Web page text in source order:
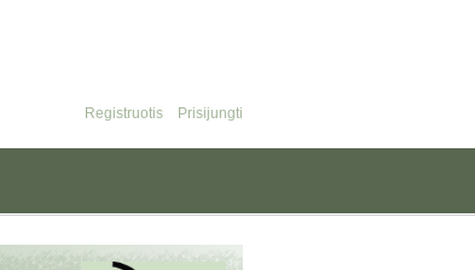
Prisijungti
Registruotis